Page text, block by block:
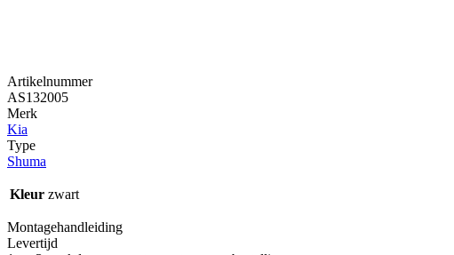
Artikelnummer
AS132005
Merk
Kia
Type
Shuma
Kleur zwart
Montagehandleiding
Levertijd